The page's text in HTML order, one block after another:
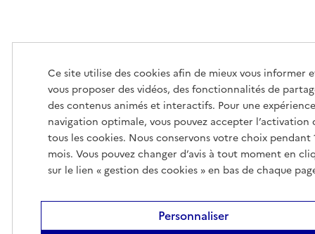
Ce site utilise des cookies afin de mieux vous informer
vous proposer des vidéos, des fonctionnalités de
des contenus animés et interactifs. Pour une
navigation optimale, vous pouvez accepter l’activation
tous les cookies. Nous conservons votre choix pendant
mois. Vous pouvez changer d’avis à tout moment en
sur le lien « gestion des cookies » en bas de chaque
Personnaliser